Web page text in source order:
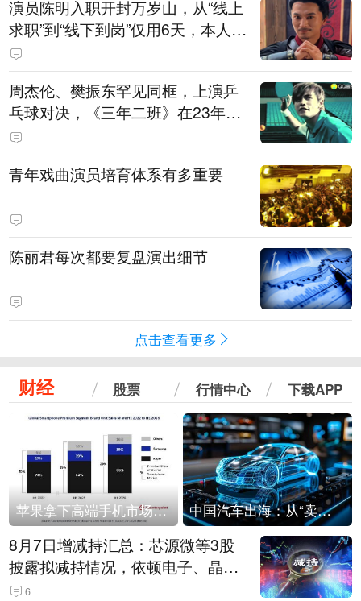
演员陈明入职开封万岁山，从“线上
求职”到“线下到岗”仅用6天，本人发
声
周杰伦、樊振东罕见同框，上演乒
乓球对决，《三年二班》在23年后
迎来了最权威的“男主角”
青年戏曲演员培育体系有多重要
陈丽君每次都要复盘演出细节
点击查看更多
财经 股票 行情中心 下载APP
苹果拿下高端手机市场65%的份额：iPhone 17系列功不可没 中国汽车出海：从“卖出去”到“走进去”
8月7日增减持汇总：芯源微等3股
披露拟减持情况，依顿电子、晶华
微拟增持（表）
6